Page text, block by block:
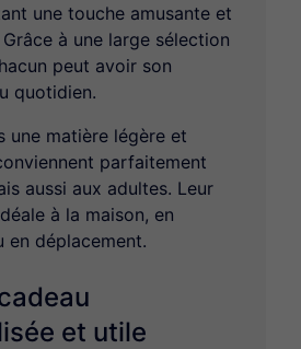
une touche amusante et
à une large sélection
peut avoir son
quotidien.
une matière légère et
parfaitement
aussi aux adultes. Leur
à la maison, en
en déplacement.
et utile